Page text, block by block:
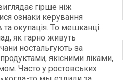
гірше ніж
ознаки керування
та окупація. То мешканці
як гарно живуть
ностальгують за
якісними ліками,
Часто у ростовських